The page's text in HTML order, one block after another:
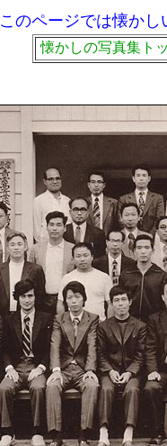
このページでは懐か
懐かしの写真集ト